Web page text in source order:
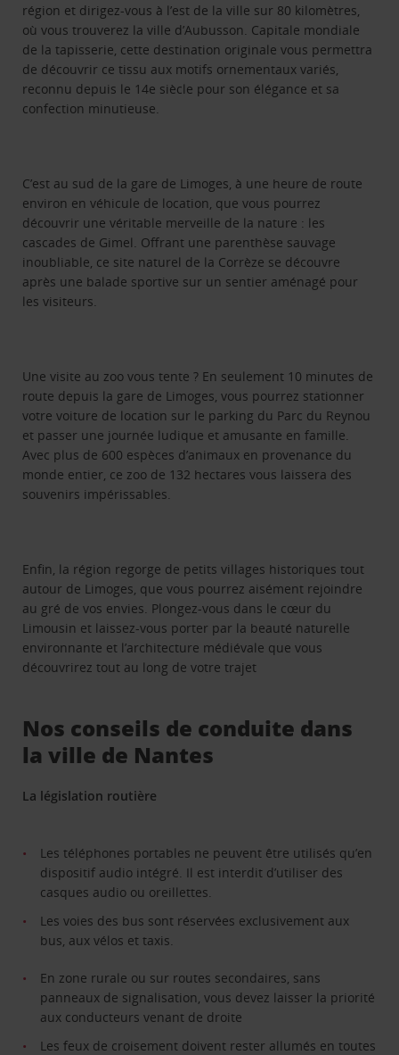
région et dirigez-vous à l’est de la ville sur 80 kilomètres,
où vous trouverez la ville d’Aubusson. Capitale mondiale
de la tapisserie, cette destination originale vous permettra
de découvrir ce tissu aux motifs ornementaux variés,
reconnu depuis le 14e siècle pour son élégance et sa
confection minutieuse.
C’est au sud de la gare de Limoges, à une heure de route
environ en véhicule de location, que vous pourrez
découvrir une véritable merveille de la nature : les
cascades de Gimel. Offrant une parenthèse sauvage
inoubliable, ce site naturel de la Corrèze se découvre
après une balade sportive sur un sentier aménagé pour
les visiteurs.
Une visite au zoo vous tente ? En seulement 10 minutes de
route depuis la gare de Limoges, vous pourrez stationner
votre voiture de location sur le parking du Parc du Reynou
et passer une journée ludique et amusante en famille.
Avec plus de 600 espèces d’animaux en provenance du
monde entier, ce zoo de 132 hectares vous laissera des
souvenirs impérissables.
Enfin, la région regorge de petits villages historiques tout
autour de Limoges, que vous pourrez aisément rejoindre
au gré de vos envies. Plongez-vous dans le cœur du
Limousin et laissez-vous porter par la beauté naturelle
environnante et l’architecture médiévale que vous
découvrirez tout au long de votre trajet
Nos conseils de conduite dans
la ville de Nantes
La législation routière
Les téléphones portables ne peuvent être utilisés qu’en
dispositif audio intégré. Il est interdit d’utiliser des
casques audio ou oreillettes.
Les voies des bus sont réservées exclusivement aux
bus, aux vélos et taxis.
En zone rurale ou sur routes secondaires, sans
panneaux de signalisation, vous devez laisser la priorité
aux conducteurs venant de droite
Les feux de croisement doivent rester allumés en toutes